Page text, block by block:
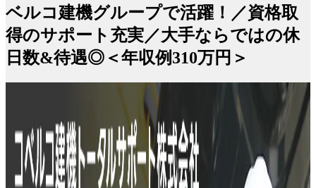
ベルコ建機グループで活躍！／資格取
得のサポート充実／大手ならではの休
日数&待遇◎＜年収例310万円＞